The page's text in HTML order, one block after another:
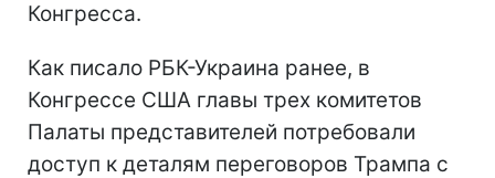
Конгресса.
Как писало РБК-Украина ранее, в
Конгрессе США главы трех комитетов
Палаты представителей потребовали
доступ к деталям переговоров Трампа с